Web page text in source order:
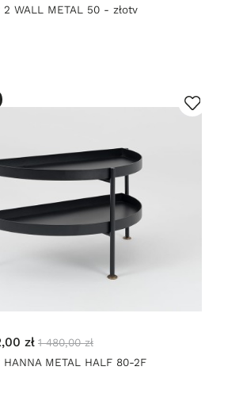
WALL METAL 50 - złoty
zł 1 480,00 zł
METAL HALF 80-2F